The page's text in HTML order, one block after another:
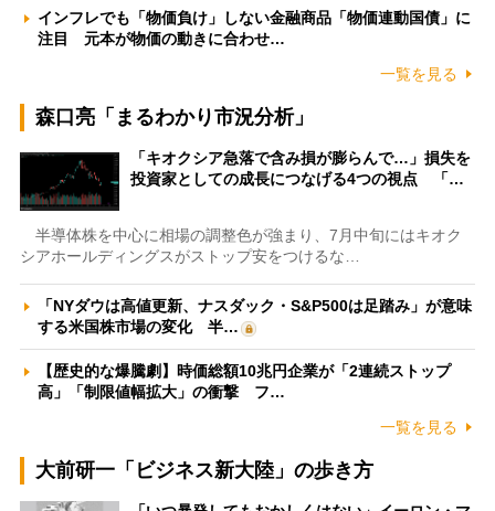
インフレでも「物価負け」しない金融商品「物価連動国債」に
注目 元本が物価の動きに合わせ…
一覧を見る
森口亮「まるわかり市況分析」
「キオクシア急落で含み損が膨らんで…」損失を
投資家としての成長につなげる4つの視点 「…
半導体株を中心に相場の調整色が強まり、7月中旬にはキオク
シアホールディングスがストップ安をつけるな…
「NYダウは高値更新、ナスダック・S&P500は足踏み」が意味
する米国株市場の変化 半…
【歴史的な爆騰劇】時価総額10兆円企業が「2連続ストップ
高」「制限値幅拡大」の衝撃 フ…
一覧を見る
大前研一「ビジネス新大陸」の歩き方